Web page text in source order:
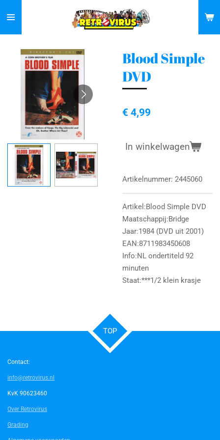
direct
naar
hoofdinhoud
Blood Simple
DVD
€ 4,99
In winkelwagen
Artikelnummer: 2445060
Artikel:Blood Simple DVD
Maatschappij:Bridge
Jaar:1984 (DVD uit 2001)
EAN:8711983450608
Info:NL ondertiteld 92
minuten
Staat:***1/2 klein krasje
TOP
Contact:
info@retrovirus.nl
KvK 90623460
Over Retrovirus
Grading